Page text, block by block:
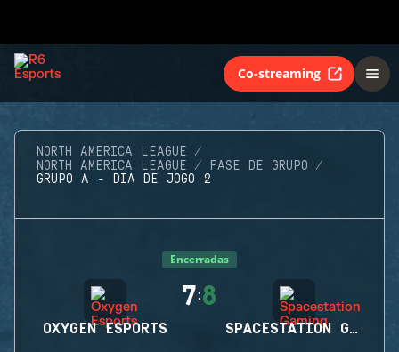
Co-streaming
NORTH AMERICA LEAGUE
NORTH AMERICA LEAGUE
FASE DE GRUPO
GRUPO A - DIA DE JOGO 2
Encerradas
OXYGEN ESPORTS
7:8
SPACESTATION GAMING